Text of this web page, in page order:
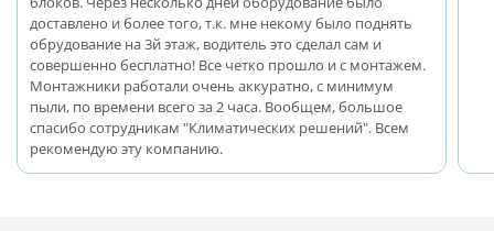
доставлено и более того, т.к. мне некому было поднять
обрудование на 3й этаж, водитель это сделал сам и
совершенно бесплатно! Все четко прошло и с монтажем.
Монтажники работали очень аккуратно, с минимум
пыли, по времени всего за 2 часа. Вообщем, большое
спасибо сотрудникам "Климатических решений". Всем
рекомендую эту компанию.